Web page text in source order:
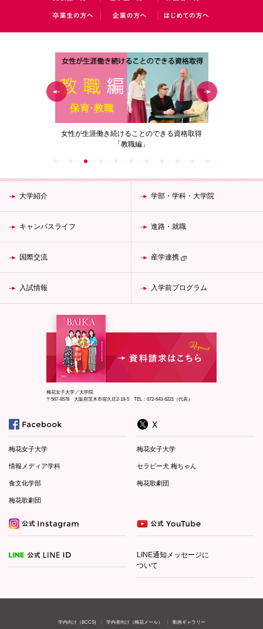
女性が生涯働き続けることのできる資格取得
「教職編」
大学紹介 学部・学科・大学院
キャンパスライフ 進路・就職
国際交流 産学連携
入試情報 入学前プログラム
梅花女子大学／大学院
〒567-8578 大阪府茨木市宿久庄2-19-5 TEL：072-643-6221（代表）
梅花女子大学
情報メディア学科
食文化学部
梅花歌劇団
梅花女子大学
セラピー犬 梅ちゃん
梅花歌劇団
LINE通知メッセージに
ついて
学内向け（BCCS) 学内者向け（梅花メール） 動画ギャラリー